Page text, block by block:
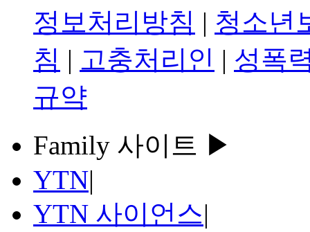
정보처리방침 | 청소년
침 | 고충처리인 | 성폭
규약
Family 사이트 ▶
YTN|
YTN 사이언스|